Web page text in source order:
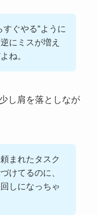
すぐやる”ように
にミスが増え
ね。
し肩を落としなが
まれたタスク
けてるのに、
しになっちゃ